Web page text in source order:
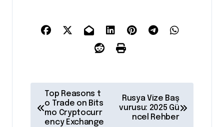
o
Top Reasons t
o Trade on Bits
mo Cryptocurr
ency Exchange
Rusya Vize Baş
vurusu: 2025 Gü
ncel Rehber